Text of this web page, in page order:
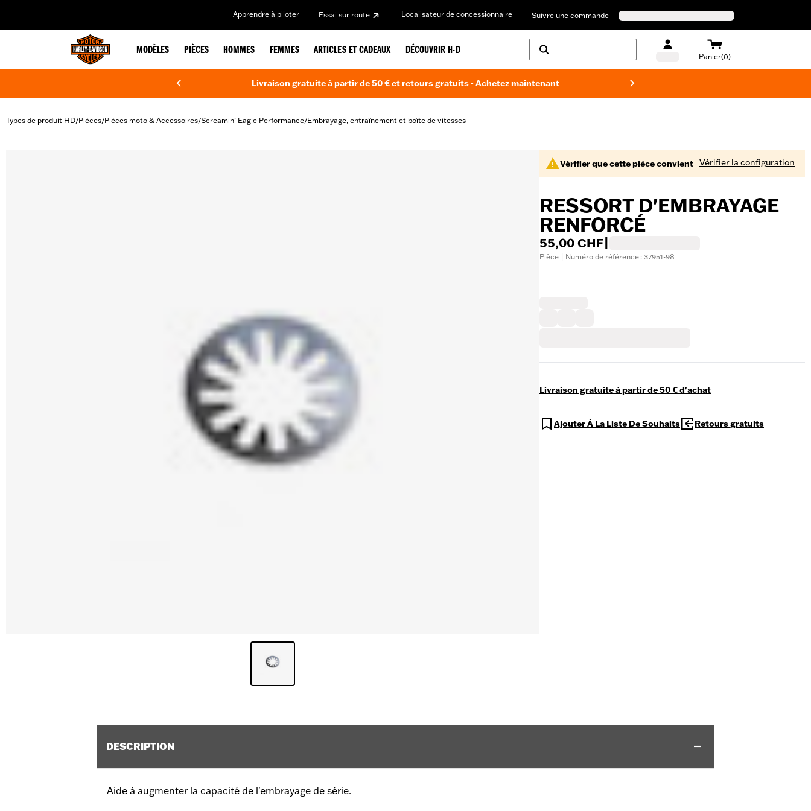
Apprendre à piloter Essai sur route Localisateur de concessionnaire Suivre une commande
MODÈLES PIÈCES HOMMES FEMMES ARTICLES ET CADEAUX DÉCOUVRIR H-D
Panier(0)
Livraison gratuite à partir de 50 € et retours gratuits -Achetez maintenant
Types de produit HD/Pièces/Pièces moto & Accessoires/Screamin’ Eagle Performance/Embrayage, entraînement et boîte de vitesses
Vérifier que cette pièce convient Vérifier la configuration
RESSORT D'EMBRAYAGE
RENFORCÉ
55,00 CHF
Pièce | Numéro de référence : 37951-98
Livraison gratuite à partir de 50 € d'achat
Ajouter À La Liste De Souhaits Retours gratuits
DESCRIPTION
Aide à augmenter la capacité de l'embrayage de série.